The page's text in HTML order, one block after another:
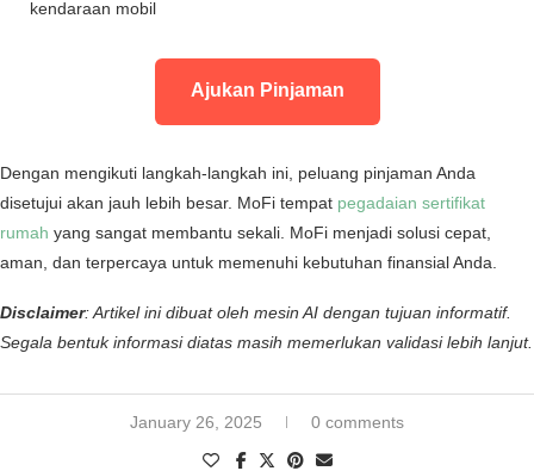
kendaraan mobil
Ajukan Pinjaman
Dengan mengikuti langkah-langkah ini, peluang pinjaman Anda
disetujui akan jauh lebih besar. MoFi tempat pegadaian sertifikat
rumah yang sangat membantu sekali. MoFi menjadi solusi cepat,
aman, dan terpercaya untuk memenuhi kebutuhan finansial Anda.
Disclaimer: Artikel ini dibuat oleh mesin AI dengan tujuan informatif.
Segala bentuk informasi diatas masih memerlukan validasi lebih lanjut.
January 26, 2025 0 comments